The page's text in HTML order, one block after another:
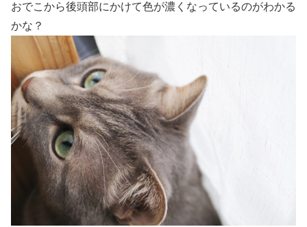
おでこから後頭部にかけて色が濃くなっているのがわかる
かな？